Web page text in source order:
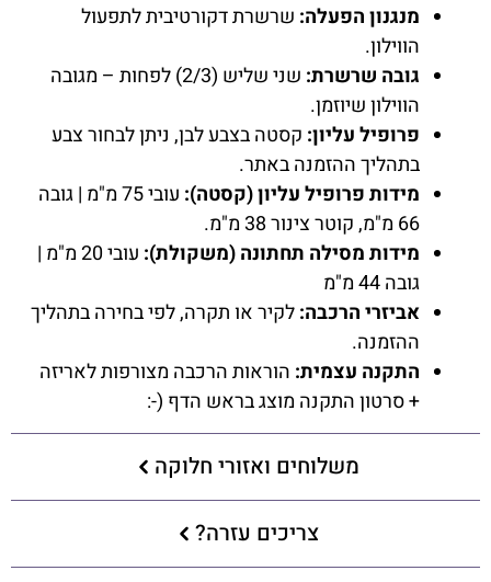
מנגנון הפעלה: שרשרת דקורטיבית לתפעול
הווילון.
גובה שרשרת:
שני שליש (2/3) לפחות – מגובה
הווילון שיוזמן.
פרופיל עליון: קסטה בצבע לבן, ניתן לבחור צבע
בתהליך ההזמנה באתר.
מידות פרופיל עליון (קסטה):
עובי 75 מ"מ | גובה
66 מ"מ, קוטר צינור 38 מ"מ.
מידות מסילה תחתונה (משקולת):
עובי 20 מ"מ |
גובה 44 מ"מ
אביזרי הרכבה:לקיר או תקרה, לפי בחירה בתהליך
ההזמנה.
התקנה עצמית: הוראות הרכבה מצורפות לאריזה
+ סרטון התקנה מוצג בראש הדף (-:
משלוחים ואזורי חלוקה
צריכים עזרה?